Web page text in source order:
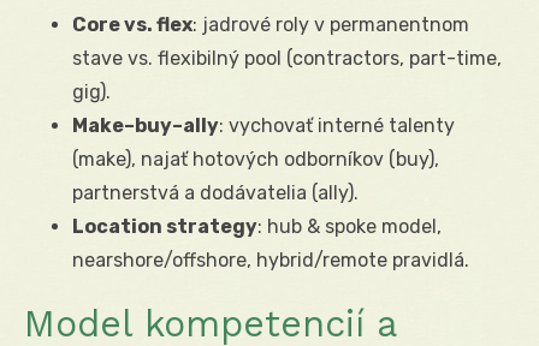
Core vs. flex: jadrové roly v permanentnom
stave vs. flexibilný pool (contractors, part-time,
gig).
Make–buy–ally: vychovať interné talenty
(make), najať hotových odborníkov (buy),
partnerstvá a dodávatelia (ally).
Location strategy: hub & spoke model,
nearshore/offshore, hybrid/remote pravidlá.
Model kompetencií a